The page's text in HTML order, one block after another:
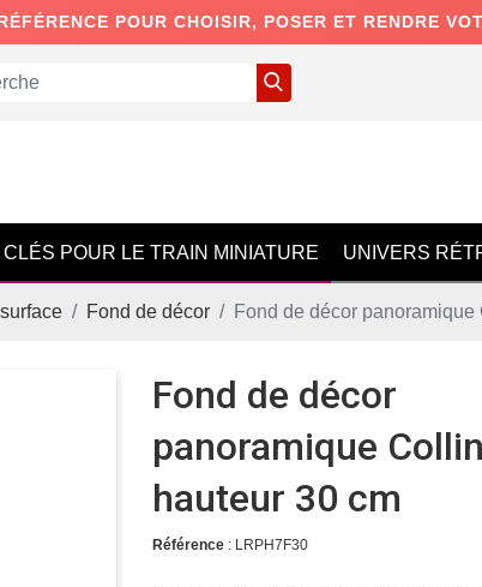
POUR CHOISIR, POSER ET RENDRE
CLÉS POUR LE TRAIN MINIATURE UNIVERS
Fond de décor Fond de décor
Fond de décor
panoramique
hauteur 30 cm
Référence : LRPH7F30